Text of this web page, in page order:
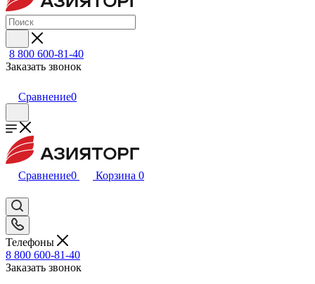
8 800 600-81-40
Заказать звонок
Сравнение0
Сравнение0 Корзина 0
Телефоны
8 800 600-81-40
Заказать звонок